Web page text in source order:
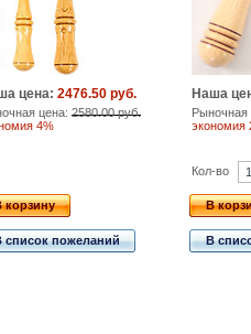
цена: 2476.50 руб.
цена: 2580.00 руб.
4%
Наша
экономия
корзину
список пожеланий
Кол-во
В
В